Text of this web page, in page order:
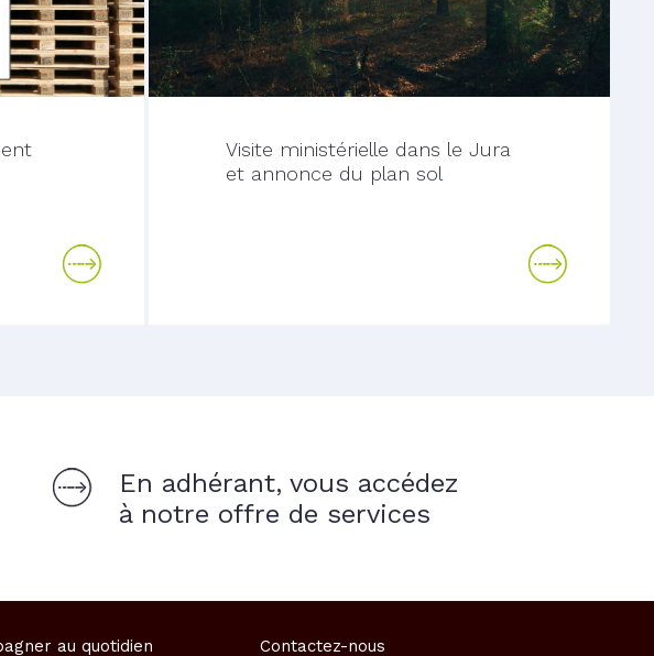
Visite ministérielle dans le Jura
et annonce du plan sol
En adhérant, vous accédez
à notre offre de services
au quotidien Contactez-nous